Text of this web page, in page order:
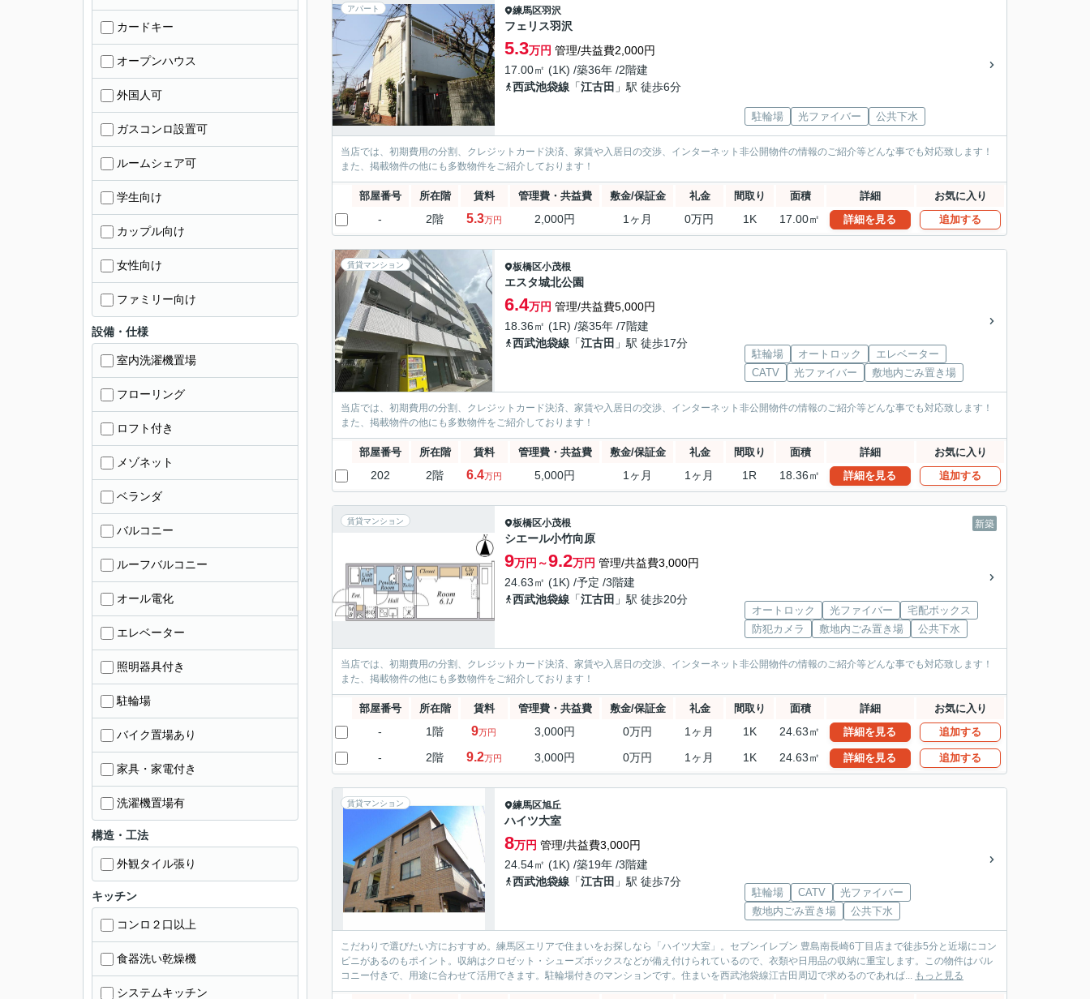
アパート 練馬区羽沢
フェリス羽沢
5.3万円 管理/共益費2,000円
17.00㎡ (1K) /築36年 /2階建
西武池袋線 「江古田 」駅 徒歩6分
駐輪場 光ファイバー 公共下水
当店では、初期費用の分割、クレジットカード決済、家賃や入居日の交渉、インターネット非公開物件の情報のご紹介等どんな事でも対応致します！
また、掲載物件の他にも多数物件をご紹介しております！
部屋番号 所在階 賃料 管理費・共益費 敷金/保証金 礼金 間取り 面積 詳細 お気に入り
- 2階 5.3万円 2,000円 1ヶ月 0万円 1K 17.00㎡ 詳細を見る 追加する
賃貸マンション 板橋区小茂根
エスタ城北公園
6.4万円 管理/共益費5,000円
18.36㎡ (1R) /築35年 /7階建
西武池袋線 「江古田 」駅 徒歩17分
駐輪場 オートロック
エレベーター
CATV
光ファイバー 敷地内ごみ置き場
当店では、初期費用の分割、クレジットカード決済、家賃や入居日の交渉、インターネット非公開物件の情報のご紹介等どんな事でも対応致します！
また、掲載物件の他にも多数物件をご紹介しております！
部屋番号 所在階 賃料 管理費・共益費 敷金/保証金 礼金 間取り 面積 詳細 お気に入り
202 2階 6.4万円 5,000円 1ヶ月 1ヶ月 1R 18.36㎡ 詳細を見る 追加する
賃貸マンション 新築
板橋区小茂根
シエール小竹向原
9万円～9.2万円 管理/共益費3,000円
24.63㎡ (1K) /予定 /3階建
西武池袋線 「江古田 」駅 徒歩20分
オートロック 光ファイバー
宅配ボックス
防犯カメラ
敷地内ごみ置き場 公共下水
当店では、初期費用の分割、クレジットカード決済、家賃や入居日の交渉、インターネット非公開物件の情報のご紹介等どんな事でも対応致します！
また、掲載物件の他にも多数物件をご紹介しております！
部屋番号 所在階 賃料 管理費・共益費 敷金/保証金 礼金 間取り 面積 詳細 お気に入り
- 1階 9万円 3,000円 0万円 1ヶ月 1K 24.63㎡ 詳細を見る 追加する
- 2階 9.2万円 3,000円 0万円 1ヶ月 1K 24.63㎡ 詳細を見る 追加する
賃貸マンション 練馬区旭丘
ハイツ大室
8万円 管理/共益費3,000円
24.54㎡ (1K) /築19年 /3階建
西武池袋線 「江古田 」駅 徒歩7分
駐輪場 CATV
光ファイバー
敷地内ごみ置き場
公共下水
こだわりで選びたい方におすすめ。練馬区エリアで住まいをお探しなら「ハイツ大室」。セブンイレブン 豊島南長崎6丁目店まで徒歩5分と近場にコン
ビニがあるのもポイント。収納はクロゼット・シューズボックスなどが備え付けられているので、衣類や日用品の収納に重宝します。この物件はバル
コニー付きで、用途に合わせて活用できます。駐輪場付きのマンションです。住まいを西武池袋線江古田周辺で求めるのであれば... もっと見る
カードキー
オープンハウス
外国人可
ガスコンロ設置可
ルームシェア可
学生向け
カップル向け
女性向け
ファミリー向け
設備・仕様
室内洗濯機置場
フローリング
ロフト付き
メゾネット
ベランダ
バルコニー
ルーフバルコニー
オール電化
エレベーター
照明器具付き
駐輪場
バイク置場あり
家具・家電付き
洗濯機置場有
構造・工法
外観タイル張り
キッチン
コンロ２口以上
食器洗い乾燥機
システムキッチン